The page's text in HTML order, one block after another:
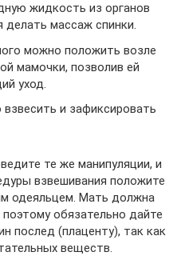
жидкость из органов
массаж спинки.
можно положить возле
мамочки, позволив ей
уход.
и зафиксировать
те же манипуляции, и
взвешивания положите
одеяльцем. Мать должна
обязательно дайте
послед (плаценту), так как
веществ.